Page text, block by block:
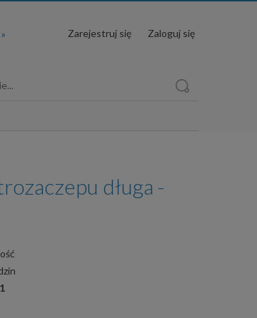
Zarejestruj się Zaloguj się
długa -